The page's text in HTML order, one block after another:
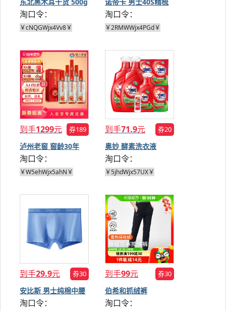
东北黑木耳干货 500g
淘口令：
￥cNQGWjx4Vv8￥
诺帝卡 男士40S精梳
棉中筒袜 3双
淘口令：
￥2RMWWjx4PGd￥
到手1299元 券189
泸州老窖 窖龄30年
500ml*6瓶
淘口令：
￥W5ehWjx5ahN￥
到手71.9元 券20
奥妙 酵素洗衣液
8.46kg
淘口令：
￥5jhdWjx57UX￥
到手29.9元 券30
安比斯 男士纯棉中腰
短裤3条
淘口令：
到手99元 券30
伯希和抓绒裤
淘口令：